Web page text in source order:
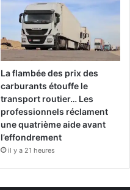
La flambée des prix des
carburants étouffe le
transport routier… Les
professionnels réclament
une quatrième aide avant
l’effondrement
il y a 21 heures